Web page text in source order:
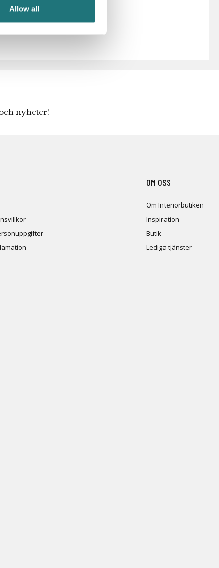
Allow all
nyheter!
OM OSS
Om Interiörbutiken
Inspiration
Butik
Lediga tjänster